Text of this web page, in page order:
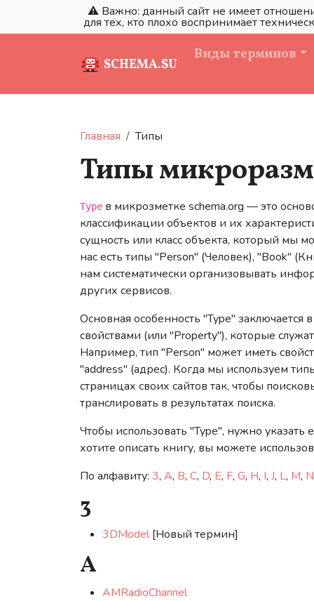
⚠️ Важно: данный сайт не имеет
для тех, кто плохо воспринимает
SCHEMA.SU
Виды терминов
Главная Типы
Типы
Type в микрозметке schema.org — это
классификации объектов и их
сущность или класс объекта, который мы
нас есть типы "Person" (Человек), "Book"
нам систематически организовывать
других сервисов.
Основная особенность "Type"
свойствами (или "Property"), которые
Например, тип "Person" может иметь
"address" (адрес). Когда мы используем
страницах своих сайтов так, чтобы
транслировать в результатах поиска.
Чтобы использовать "Type", нужно
хотите описать книгу, вы можете
По алфавиту: 3, A, B, C, D, E, F, G, H, I, J, L, M, N
3
3DModel [Новый термин]
A
AMRadioChannel